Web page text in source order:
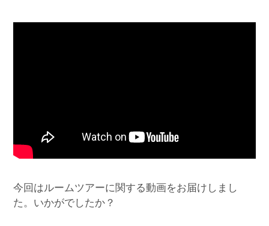
今回はルームツアーに関する動画をお届けしまし
た。いかがでしたか？